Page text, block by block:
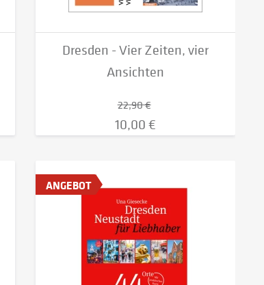
Dresden - Vier Zeiten, vier
Ansichten
22,90 €
10,00 €
ANGEBOT